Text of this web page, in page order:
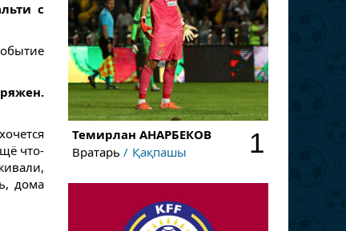
с
что-
дома
Темирлан АНАРБЕКОВ
Вратарь
Қақпашы 1